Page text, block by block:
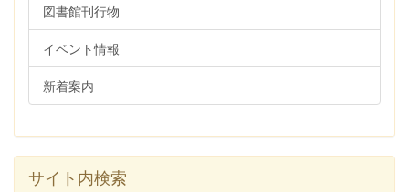
図書館刊行物
イベント情報
新着案内
サイト内検索